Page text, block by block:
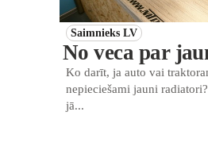
Saimnieks LV
No veca par
Ko darīt, ja auto vai
nepieciešami jauni
jā...